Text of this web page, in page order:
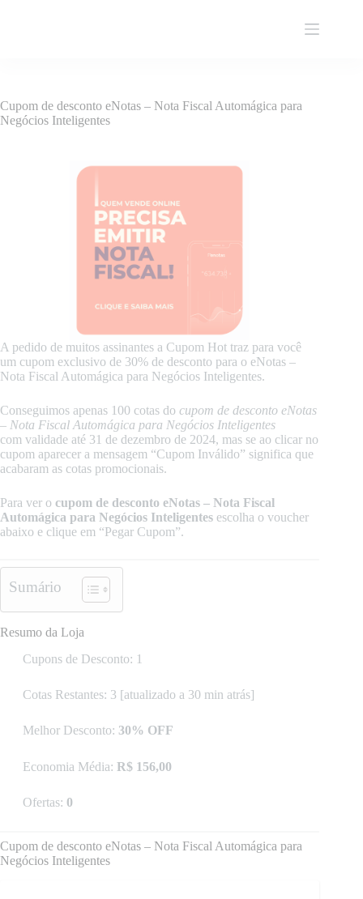
Cupom de desconto eNotas – Nota Fiscal Automágica para
Negócios Inteligentes
A pedido de muitos assinantes a Cupom Hot traz para você
um cupom exclusivo de 30% de desconto para o eNotas –
Nota Fiscal Automágica para Negócios Inteligentes.
Conseguimos apenas 100 cotas do cupom de desconto eNotas
– Nota Fiscal Automágica para Negócios Inteligentes
com validade até 31 de dezembro de 2024, mas se ao clicar no
cupom aparecer a mensagem “Cupom Inválido” significa que
acabaram as cotas promocionais.
Para ver o cupom de desconto eNotas – Nota Fiscal
Automágica para Negócios Inteligentes escolha o voucher
abaixo e clique em “Pegar Cupom”.
Sumário
Resumo da Loja
Cupons de Desconto: 1
Cotas Restantes: 3 [atualizado a 30 min atrás]
Melhor Desconto: 30% OFF
Economia Média: R$ 156,00
Ofertas: 0
Cupom de desconto eNotas – Nota Fiscal Automágica para
Negócios Inteligentes